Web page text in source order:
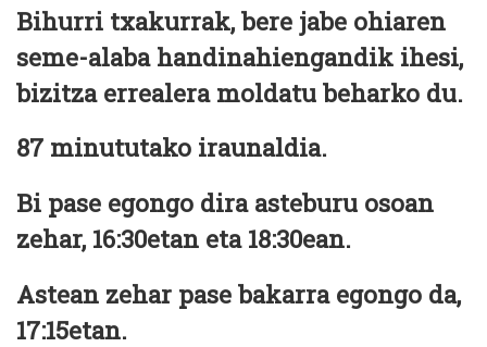
Bihurri txakurrak, bere jabe ohiaren
seme-alaba handinahiengandik ihesi,
bizitza errealera moldatu beharko du.
87 minututako iraunaldia.
Bi pase egongo dira asteburu osoan
zehar, 16:30etan eta 18:30ean.
Astean zehar pase bakarra egongo da,
17:15etan.